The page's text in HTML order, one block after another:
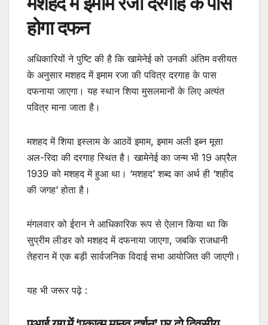
होगा दफन
अधिकारियों ने पुष्टि की है कि खामेनेई को उनकी अंतिम वसीयत
के अनुसार मशहद में इमाम रजा की पवित्र दरगाह के पास
दफनाया जाएगा। यह स्थान शिया मुसलमानों के लिए अत्यंत
पवित्र माना जाता है।
मशहद में शिया इस्लाम के आठवें इमाम, इमाम अली इब्न मूसा
अल-रिदा की दरगाह स्थित है। खामेनेई का जन्म भी 19 अप्रैल
1939 को मशहद में हुआ था। ‘मशहद’ शब्द का अर्थ ही ‘शहीद
की जगह’ होता है।
मंगलवार को ईरान ने आधिकारिक रूप से ऐलान किया था कि
सुप्रीम लीडर को मशहद में दफनाया जाएगा, जबकि राजधानी
तेहरान में एक बड़ी सार्वजनिक विदाई सभा आयोजित की जाएगी।
यह भी जरूर पढ़े :